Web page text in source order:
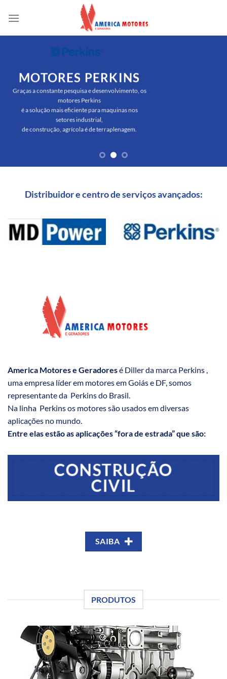
MOTORES PERKINS
Graças a constante pesquisa e desenvolvimento, os
motores Perkins
é a solução mais eficiente para maquinas nos
setores industrial,
de construção, agrícola é de terraplenagem.
Distribuidor e centro de serviços avançados:
America Motores e Geradoresé Diller da marca Perkins ,
uma empresa líder em motores em Goiás e DF, somos
representante da Perkins do Brasil.
Na linha Perkins os motores são usados em diversas
aplicações no mundo.
Entre elas estão as aplicações “fora de estrada” que são:
CONSTRUÇÃO
CIVIL
SAIBA
PRODUTOS